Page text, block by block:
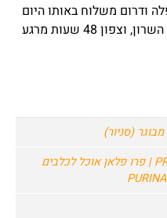
ודרום משלוח באותו היום
או 24 שעות מרגע ההזמנה , מרכז, השרון, וצפון 48 שעות מרגע
מבוגר (סניור)
PRO PLAN | פרו פלאן אוכל לכלבים
PURINA